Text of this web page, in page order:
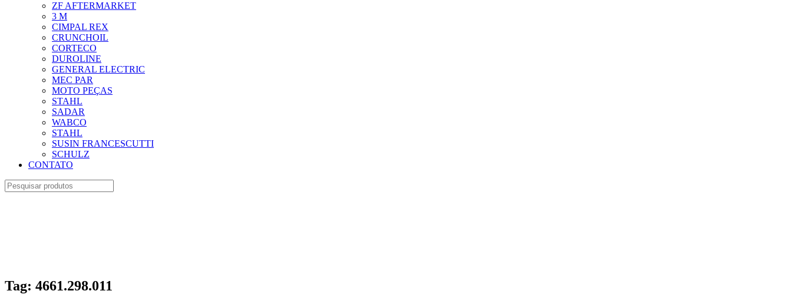
ZF AFTERMARKET
3 M
CIMPAL REX
CRUNCHOIL
CORTECO
DUROLINE
GENERAL ELECTRIC
MEC PAR
MOTO PEÇAS
STAHL
SADAR
WABCO
STAHL
SUSIN FRANCESCUTTI
SCHULZ
CONTATO
Tag: 4661.298.011